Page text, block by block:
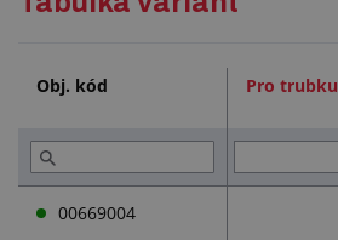
Obj. kód Pro trubku
00669004